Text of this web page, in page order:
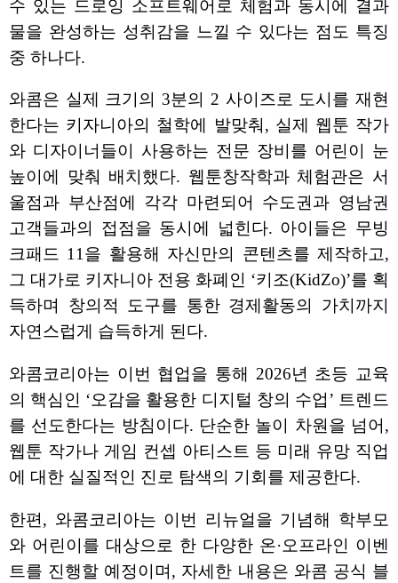
수 있는 드로잉 소프트웨어로 체험과 동시에 결과
물을 완성하는 성취감을 느낄 수 있다는 점도 특징
중 하나다.
와콤은 실제 크기의 3분의 2 사이즈로 도시를 재현
한다는 키자니아의 철학에 발맞춰, 실제 웹툰 작가
와 디자이너들이 사용하는 전문 장비를 어린이 눈
높이에 맞춰 배치했다. 웹툰창작학과 체험관은 서
울점과 부산점에 각각 마련되어 수도권과 영남권
고객들과의 접점을 동시에 넓힌다. 아이들은 무빙
크패드 11을 활용해 자신만의 콘텐츠를 제작하고,
그 대가로 키자니아 전용 화폐인 ‘키조(KidZo)’를 획
득하며 창의적 도구를 통한 경제활동의 가치까지
자연스럽게 습득하게 된다.
와콤코리아는 이번 협업을 통해 2026년 초등 교육
의 핵심인 ‘오감을 활용한 디지털 창의 수업’ 트렌드
를 선도한다는 방침이다. 단순한 놀이 차원을 넘어,
웹툰 작가나 게임 컨셉 아티스트 등 미래 유망 직업
에 대한 실질적인 진로 탐색의 기회를 제공한다.
한편, 와콤코리아는 이번 리뉴얼을 기념해 학부모
와 어린이를 대상으로 한 다양한 온·오프라인 이벤
트를 진행할 예정이며, 자세한 내용은 와콤 공식 블